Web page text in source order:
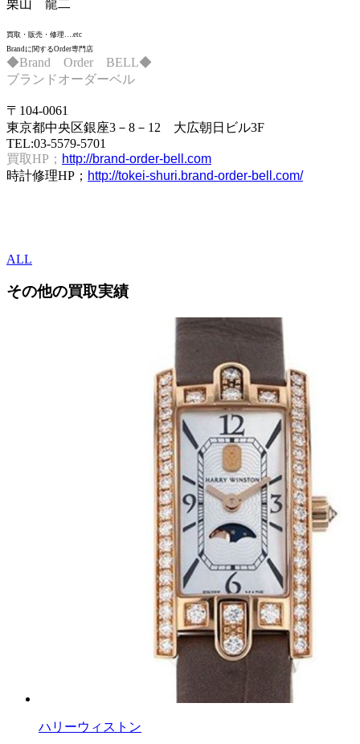
栗山 龍二
買取・販売・修理….etc
Brandに関するOrder専門店
◆Brand Order BELL◆
ブランドオーダーベル
〒104-0061
東京都中央区銀座3－8－12 大広朝日ビル3F
TEL:03-5579-5701
買取HP； http://brand-order-bell.com
時計修理HP； http://tokei-shuri.brand-order-bell.com/
ALL
その他の買取実績
ハリーウィストン